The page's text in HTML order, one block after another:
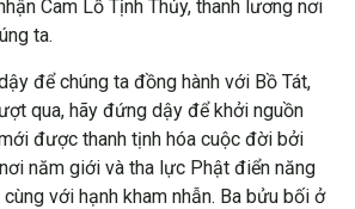
Cam Lồ Tịnh Thủy, thanh lương nơi
ta.
để chúng ta đồng hành với Bồ Tát,
qua, hãy đứng dậy để khởi nguồn
được thanh tịnh hóa cuộc đời bởi
năm giới và tha lực Phật điển năng
với hạnh kham nhẫn. Ba bửu bối ở